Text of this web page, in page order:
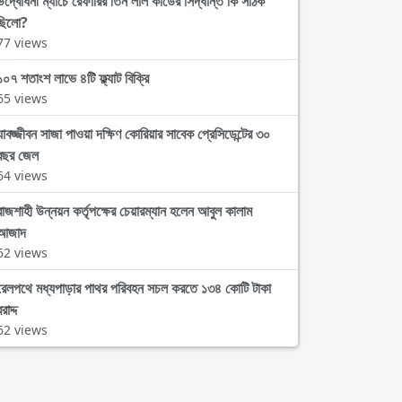
views
শতাংশ লাভে ৪টি ফ্ল্যাট বিক্রি
views
সাজা পাওয়া দক্ষিণ কোরিয়ার সাবেক প্রেসিডেন্টের ৩০
জেল
views
উন্নয়ন কর্তৃপক্ষের চেয়ারম্যান হলেন আবুল কালাম
views
মধ্যপাড়ার পাথর পরিবহন সচল করতে ১৩৪ কোটি টাকা
views